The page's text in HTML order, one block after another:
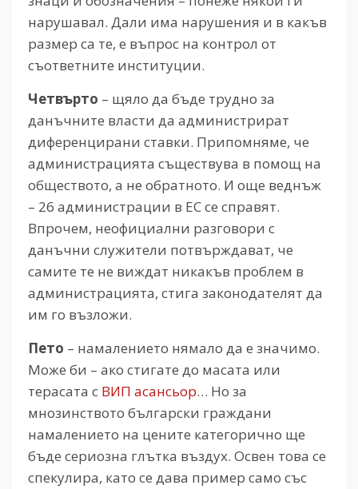
нарушавал. Дали има нарушения и в какъв
размер са те, е въпрос на контрол от
съответните институции.
Четвърто – щяло да бъде трудно за
данъчните власти да администрират
диференцирани ставки. Припомняме, че
администрацията съществува в помощ на
обществото, а не обратното. И още веднъж
– 26 администрации в ЕС се справят.
Впрочем, неофициални разговори с
данъчни служители потвърждават, че
самите те не виждат никакъв проблем в
администрацията, стига законодателят да
им го възложи.
Пето – намалението нямало да е значимо.
Може би – ако стигате до масата или
терасата с ВИП асансьор… Но за
мнозинството български граждани
намалението на цените категорично ще
бъде сериозна глътка въздух. Освен това се
спекулира, като се дава пример само със